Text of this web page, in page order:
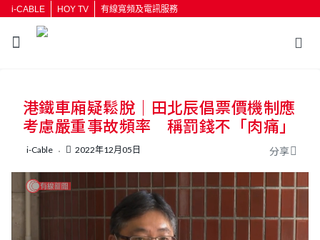
i-CABLE HOY TV 有線寬頻及電訊服務
按輸入鍵開始搜尋
港鐵車廂疑鬆脫｜田北辰倡票價機制應
考慮嚴重事故頻率 稱罰錢不「肉痛」
i-Cable 2022年12月05日 分享